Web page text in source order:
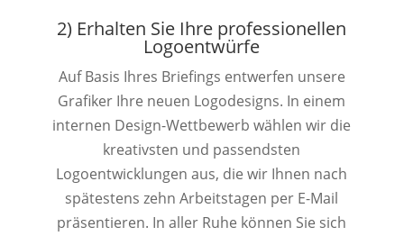
2) Erhalten Sie Ihre professionellen
Logoentwürfe
Auf Basis Ihres Briefings entwerfen unsere
Grafiker Ihre neuen Logodesigns. In einem
internen Design-Wettbewerb wählen wir die
kreativsten und passendsten
Logoentwicklungen aus, die wir Ihnen nach
spätestens zehn Arbeitstagen per E-Mail
präsentieren. In aller Ruhe können Sie sich